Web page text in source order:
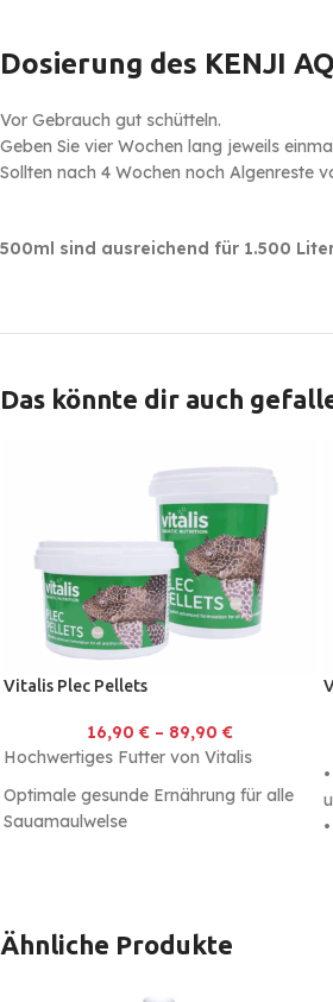
Dosierung des KENJI
Vor Gebrauch gut schütteln.
Geben Sie vier Wochen lang jeweils
Sollten nach 4 Wochen noch Algenreste
500ml sind ausreichend für 1.500
Das könnte dir auch
Vitalis Plec Pellets
16,90 €– 89,90 €
Hochwertiges Futter von Vitalis
Optimale gesunde Ernährung für alle
Saugmaulwelse
Ähnliche Produkte